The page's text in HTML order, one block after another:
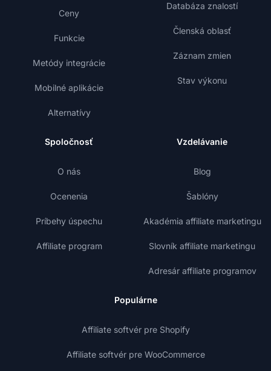
Ceny
Funkcie
Metódy integrácie
Mobilné aplikácie
Alternatívy
Databáza znalostí
Členská oblasť
Záznam zmien
Stav výkonu
Spoločnosť
O nás
Ocenenia
Príbehy úspechu
Affiliate program
Vzdelávanie
Blog
Šablóny
Akadémia affiliate marketingu
Slovník affiliate marketingu
Adresár affiliate programov
Populárne
Affiliate softvér pre Shopify
Affiliate softvér pre WooCommerce